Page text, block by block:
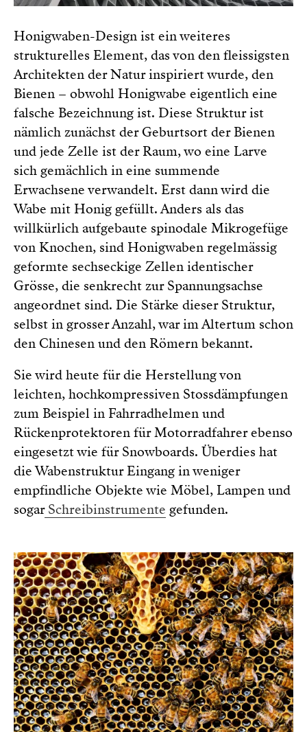
Honigwaben-Design ist ein weiteres
strukturelles Element, das von den fleissigsten
Architekten der Natur inspiriert wurde, den
Bienen – obwohl Honigwabe eigentlich eine
falsche Bezeichnung ist. Diese Struktur ist
nämlich zunächst der Geburtsort der Bienen
und jede Zelle ist der Raum, wo eine Larve
sich gemächlich in eine summende
Erwachsene verwandelt. Erst dann wird die
Wabe mit Honig gefüllt. Anders als das
willkürlich aufgebaute spinodale Mikrogefüge
von Knochen, sind Honigwaben regelmässig
geformte sechseckige Zellen identischer
Grösse, die senkrecht zur Spannungsachse
angeordnet sind. Die Stärke dieser Struktur,
selbst in grosser Anzahl, war im Altertum schon
den Chinesen und den Römern bekannt.
Sie wird heute für die Herstellung von
leichten, hochkompressiven Stossdämpfungen
zum Beispiel in Fahrradhelmen und
Rückenprotektoren für Motorradfahrer ebenso
eingesetzt wie für Snowboards. Überdies hat
die Wabenstruktur Eingang in weniger
empfindliche Objekte wie Möbel, Lampen und
sogar Schreibinstrumente gefunden.